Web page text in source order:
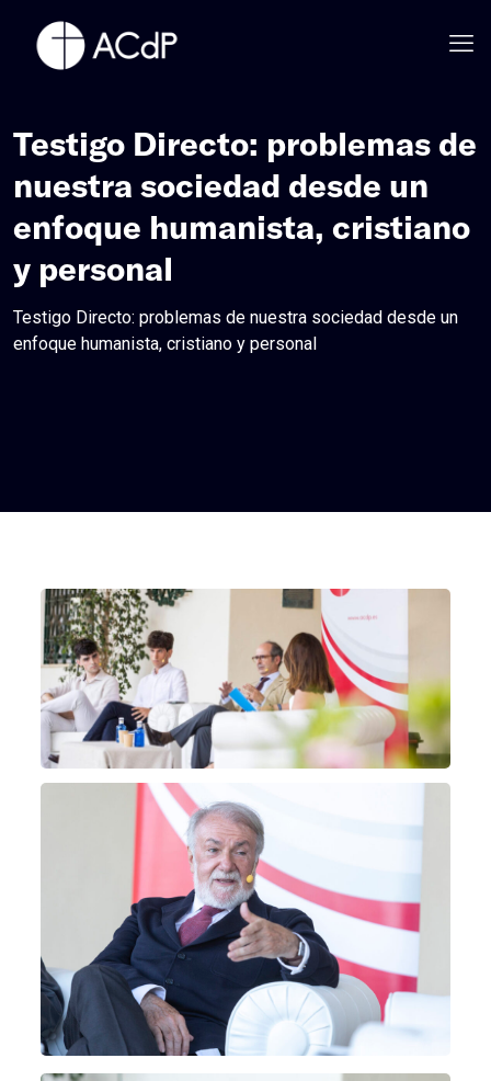
Testigo Directo: problemas de
nuestra sociedad desde un
enfoque humanista, cristiano
y personal
Testigo Directo: problemas de nuestra sociedad desde un
enfoque humanista, cristiano y personal